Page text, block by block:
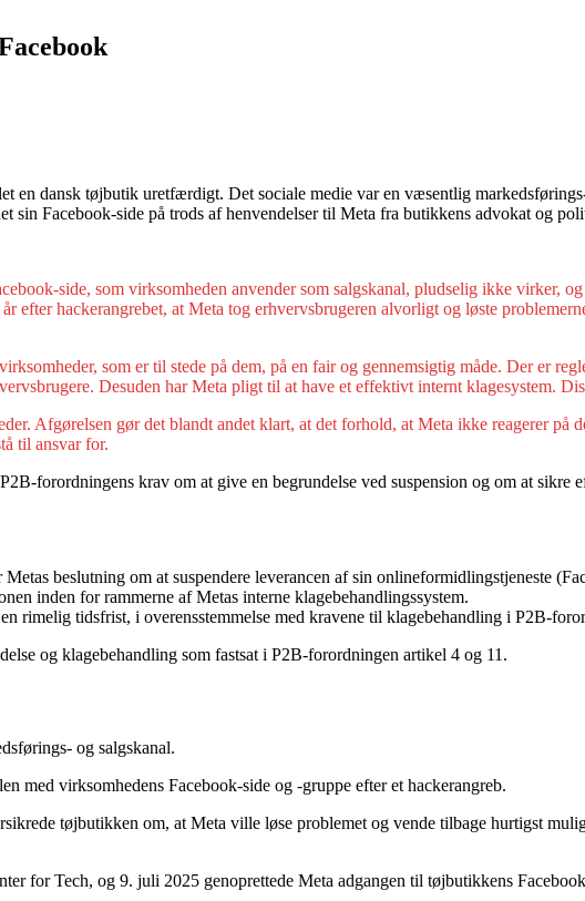
en dansk tøjbutik uretfærdigt. Det sociale medie var en væsentlig
sin Facebook-side på trods af henvendelser til Meta fra butikkens advokat og
side, som virksomheden anvender som salgskanal, pludselig ikke virker,
efter hackerangrebet, at Meta tog erhvervsbrugeren alvorligt og løste
som er til stede på dem, på en fair og gennemsigtig måde. Der er
Desuden har Meta pligt til at have et effektivt internt klagesystem.
Afgørelsen gør det blandt andet klart, at det forhold, at Meta ikke reagerer på
til ansvar for.
forordningens krav om at give en begrundelse ved suspension og om at sikre
beslutning om at suspendere leverancen af sin onlineformidlingstjeneste
inden for rammerne af Metas interne klagebehandlingssystem.
rimelig tidsfrist, i overensstemmelse med kravene til klagebehandling i P2B-
og klagebehandling som fastsat i P2B-forordningen artikel 4 og 11.
og salgskanal.
med virksomhedens Facebook-side og -gruppe efter et hackerangreb.
tøjbutikken om, at Meta ville løse problemet og vende tilbage hurtigst
for Tech, og 9. juli 2025 genoprettede Meta adgangen til tøjbutikkens